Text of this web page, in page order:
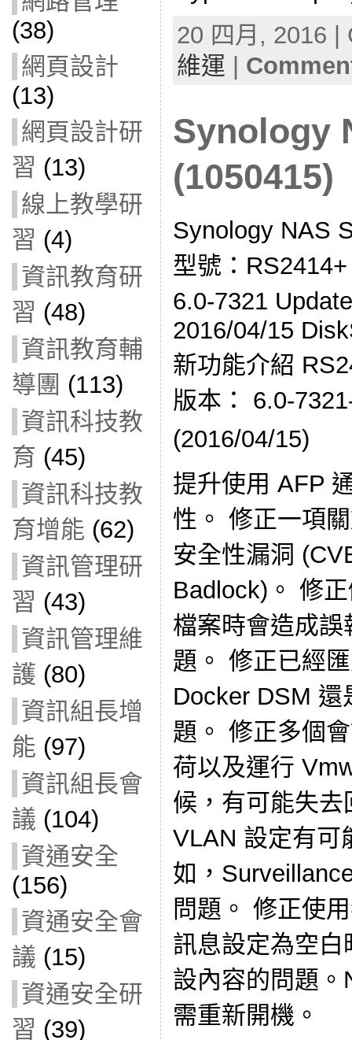
(38)
網頁設計
(13)
網頁設計研
習 (13)
線上教學研
習 (4)
資訊教育研
習 (48)
資訊教育輔
導團 (113)
資訊科技教
育 (45)
資訊科技教
育增能 (62)
資訊管理研
習 (43)
資訊管理維
護 (80)
資訊組長增
能 (97)
資訊組長會
議 (104)
資通安全
(156)
資通安全會
議 (15)
資通安全研
習 (39)
20 四月, 2016
維運 |
Synology
(1050415)
Synology NAS
型號：
6.0-7321
2016/04/15
新功能介紹
版本： 6.0-
(2016/04/15)
提升使用 AFP
性。 修正一項
安全性漏洞
Badlock)。 修
檔案時會造成
題。 修正已經
Docker DSM
題。 修正多個
荷以及運行
候，有可能失
VLAN 設定有可
如，
問題。 修正使
訊息設定為空
設內容的問題
需重新開機。